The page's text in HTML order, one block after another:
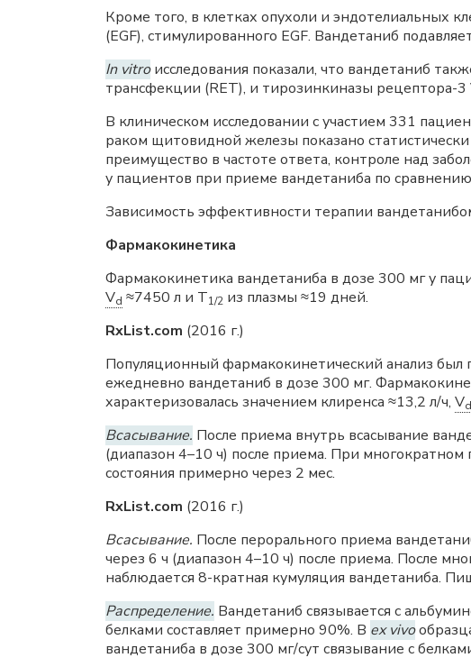
Кроме того, в клетках опухоли и эндотелиальных
(EGF), стимулированного EGF. Вандетаниб
In vitroисследования показали, что вандетаниб
трансфекции (RET), и тирозинкиназы рецептора-3
В клиническом исследовании с участием 331
раком щитовидной железы показано
преимущество в частоте ответа, контроле над
у пациентов при приеме вандетаниба по
Зависимость эффективности терапии
Фармакокинетика
Фармакокинетика вандетаниба в дозе 300 мг у
Vd ≈7450 л и Т1/2 из плазмы ≈19 дней.
RxList.com (2016 г.)
Популяционный фармакокинетический анализ
ежедневно вандетаниб в дозе 300 мг.
характеризовалась значением клиренса ≈13,2 л/ч, Vd
Всасывание. После приема внутрь всасывание
(диапазон 4–10 ч) после приема. При
состояния примерно через 2 мес.
RxList.com (2016 г.)
Всасывание. После перорального приема
через 6 ч (диапазон 4–10 ч) после приема. После
наблюдается 8-кратная кумуляция вандетаниба.
Распределение. Вандетаниб связывается с
белками составляет примерно 90%. В ex vivo
вандетаниба в дозе 300 мг/сут связывание с